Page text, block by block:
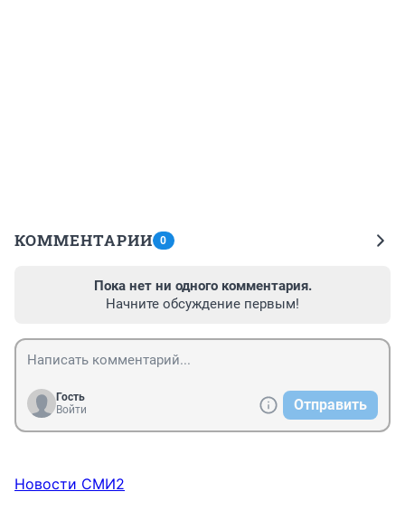
КОММЕНТАРИИ 0
Пока нет ни одного комментария.
Начните обсуждение первым!
Гость
Войти
Отправить
Новости СМИ2